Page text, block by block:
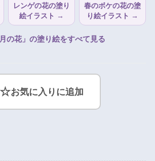
レンゲの花の塗り
絵イラスト →
春のボケの花の塗
り絵イラスト →
の花」の塗り絵をすべて見る
☆お気に入りに追加